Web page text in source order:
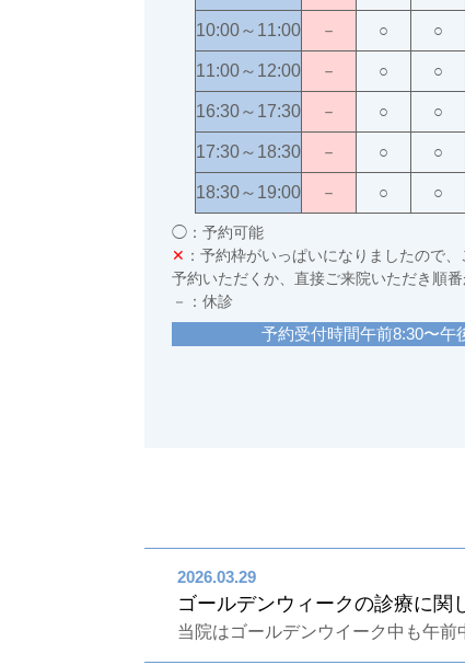
10:00～11:00 － ○ ○
11:00～12:00 － ○ ○
16:30～17:30 － ○ ○
17:30～18:30 － ○ ○
18:30～19:00 － ○ ○
◯：予約可能
✕ ：予約枠がいっぱいになりましたので
予約いただくか、直接ご来院いただき順番
－：休診
予約受付時間午前8:30〜午
2026.03.29
ゴールデンウィークの診療に関
当院はゴールデンウイーク中も午